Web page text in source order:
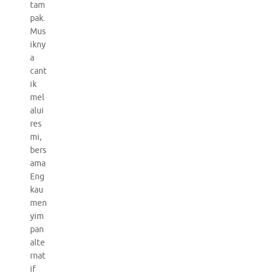
tam
pak.
Mus
ikny
a
cant
ik
mel
alui
res
mi,
bers
ama
Eng
kau
men
yim
pan
alte
rnat
if